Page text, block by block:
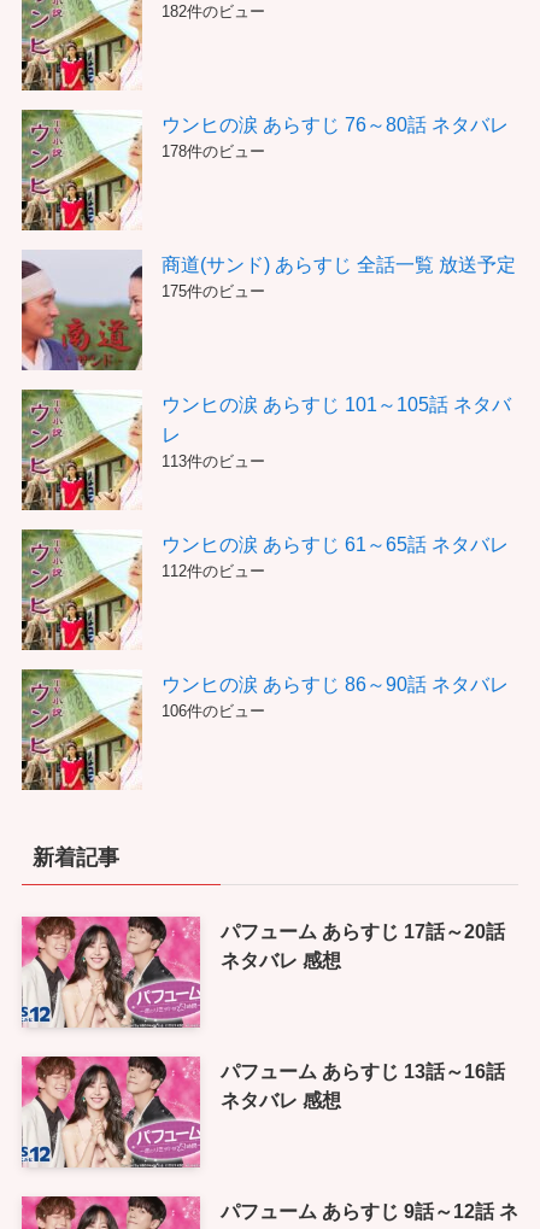
182件のビュー
ウンヒの涙 あらすじ 76～80話 ネタバレ
178件のビュー
商道(サンド) あらすじ 全話一覧 放送予定
175件のビュー
ウンヒの涙 あらすじ 101～105話 ネタバ
レ
113件のビュー
ウンヒの涙 あらすじ 61～65話 ネタバレ
112件のビュー
ウンヒの涙 あらすじ 86～90話 ネタバレ
106件のビュー
新着記事
パフューム あらすじ 17話～20話
ネタバレ 感想
パフューム あらすじ 13話～16話
ネタバレ 感想
パフューム あらすじ 9話～12話 ネ